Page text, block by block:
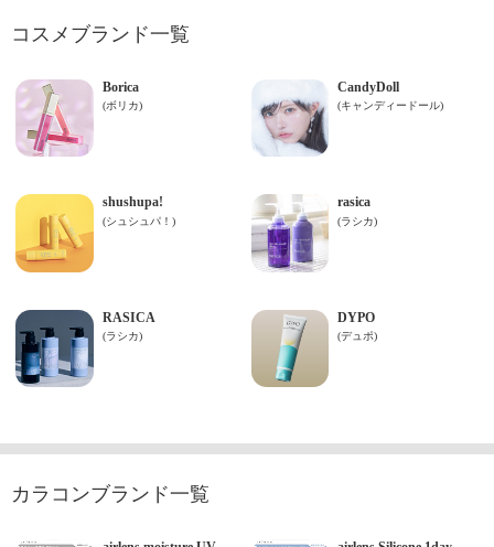
コスメブランド一覧
カラコンブランド一覧